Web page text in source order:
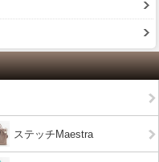
ステッチMaestra